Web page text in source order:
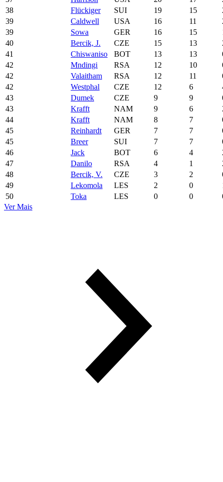
38
Flückiger SUI 19 15
39
Caldwell USA 16 11
39
Sowa GER 16 15
40
Bercik, J. CZE 15 13
41
Chiswaniso BOT 13 13
42
Mndingi RSA 12 10
42
Valaitham RSA 12 11
42
Westphal CZE 12 6
43
Dumek CZE 9 9
43
Krafft NAM 9 6
44
Krafft NAM 8 7
45
Reinhardt GER 7 7
45
Breer SUI 7 7
46
Jack BOT 6 4
47
Danilo RSA 4 1
48
Bercik, V. CZE 3 2
49
Lekomola LES 2 0
50
Toka LES 0 0
Ver Mais